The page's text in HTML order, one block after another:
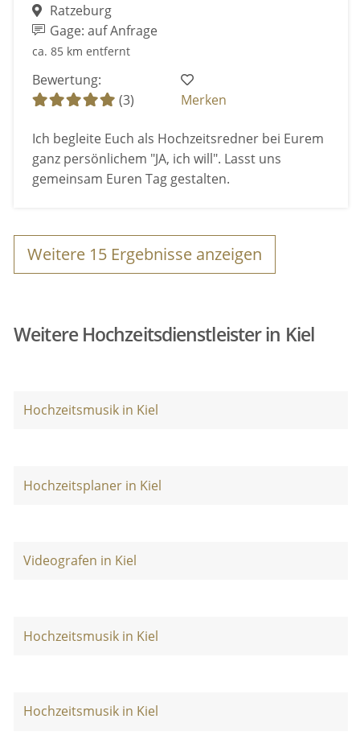
Ratzeburg
Gage: auf Anfrage
ca. 85 km entfernt
Bewertung:
(3)
Merken
Ich begleite Euch als Hochzeitsredner bei Eurem
ganz persönlichem "JA, ich will". Lasst uns
gemeinsam Euren Tag gestalten.
Weitere 15 Ergebnisse anzeigen
Weitere Hochzeitsdienstleister in Kiel
Hochzeitsmusik in Kiel
Hochzeitsplaner in Kiel
Videografen in Kiel
Hochzeitsmusik in Kiel
Hochzeitsmusik in Kiel